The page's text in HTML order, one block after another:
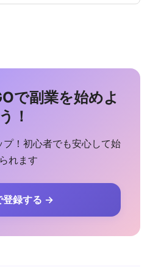
で副業を始めよ
う！
！初心者でも安心して始
れます
登録する →